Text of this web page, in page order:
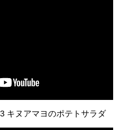
キヌアマヨのポテトサラダ